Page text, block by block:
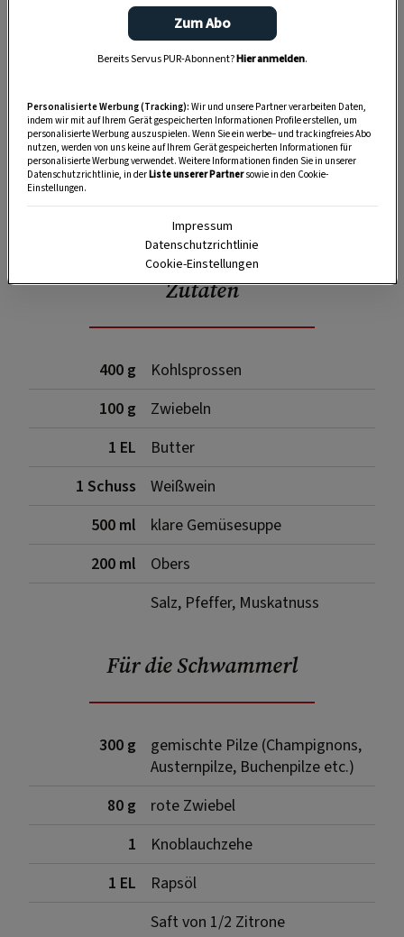
Zutaten
400 g
Kohlsprossen
100 g
Zwiebeln
1 EL
Butter
1 Schuss
Weißwein
500 ml
klare Gemüsesuppe
200 ml
Obers
Salz, Pfeffer, Muskatnuss
Für die Schwammerl
300 g
gemischte Pilze (Champignons,
Austernpilze, Buchenpilze etc.)
80 g
rote Zwiebel
1
Knoblauchzehe
1 EL
Rapsöl
Saft von 1/2 Zitrone
Zum Abo
Bereits Servus PUR-Abonnent?Hier anmelden.
Personalisierte Werbung (Tracking): Wir und unsere Partner verarbeiten Daten,
indem wir mit auf Ihrem Gerät gespeicherten Informationen Profile erstellen, um
personalisierte Werbung auszuspielen. Wenn Sie ein werbe– und trackingfreies Abo
nutzen, werden von uns keine auf Ihrem Gerät gespeicherten Informationen für
personalisierte Werbung verwendet. Weitere Informationen finden Sie in unserer
Datenschutzrichtlinie, in derListe unserer Partnersowie in den Cookie-
Einstellungen.
Impressum
Datenschutzrichtlinie
Cookie-Einstellungen